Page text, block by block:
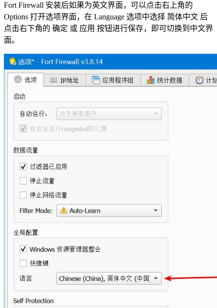
Fort Firewall 安装后如果为英文界面，可以点击右上角的
Options 打开选项界面，在 Language 选项中选择 简体中文 后
点击右下角的 确定 或 应用 按钮进行保存，即可切换到中文界
面。